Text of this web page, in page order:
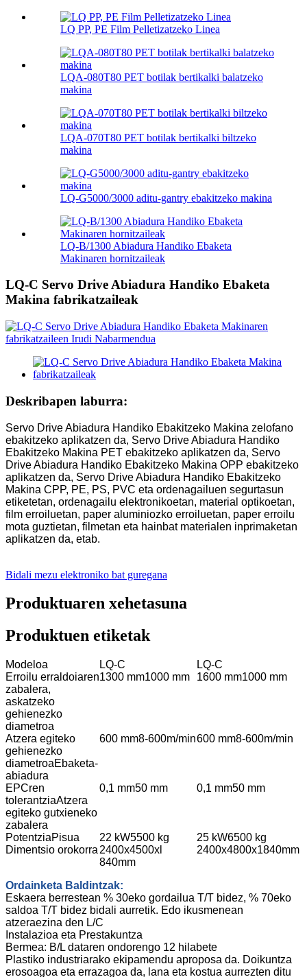
LQ PP, PE Film Pelletizatzeko Linea
LQA-080T80 PET botilak bertikalki balatzeko
makina
LQA-070T80 PET botilak bertikalki biltzeko
makina
LQ-G5000/3000 aditu-gantry ebakitzeko makina
LQ-B/1300 Abiadura Handiko Ebaketa
Makinaren hornitzaileak
LQ-C Servo Drive Abiadura Handiko Ebaketa
Makina fabrikatzaileak
Deskribapen laburra:
Servo Drive Abiadura Handiko Ebakitzeko Makina zelofano
ebakitzeko aplikatzen da, Servo Drive Abiadura Handiko
Ebakitzeko Makina PET ebakitzeko aplikatzen da, Servo
Drive Abiadura Handiko Ebakitzeko Makina OPP ebakitzeko
aplikatzen da, Servo Drive Abiadura Handiko Ebakitzeko
Makina CPP, PE, PS, PVC eta ordenagailuen segurtasun
etiketetan, ordenagailu elektronikoetan, material optikoetan,
film erroiluetan, paper aluminiozko erroiluetan, paper erroilu
mota guztietan, filmetan eta hainbat materialen inprimaketan
aplikatzen da, etab.
Bidali mezu elektroniko bat guregana
Produktuaren xehetasuna
Produktuen etiketak
Modeloa LQ-C
LQ-C
Erroilu erraldoiaren
zabalera,
askatzeko
gehienezko
diametroa
1300 mm1000 mm 1600 mm1000 mm
Atzera egiteko
gehienezko
diametroaEbaketa-
abiadura
600 mm8-600m/min600 mm8-600m/min
EPCren
tolerantziaAtzera
egiteko gutxieneko
zabalera
0,1 mm50 mm 0,1 mm50 mm
PotentziaPisua 22 kW5500 kg 25 kW6500 kg
Dimentsio orokorra 2400x4500xl
840mm
2400x4800x1840mm
Ordainketa Baldintzak:
Eskaera berrestean % 30eko gordailua T/T bidez, % 70eko
saldoa T/T bidez bidali aurretik. Edo ikusmenean
atzeraezina den L/C
Instalazioa eta Prestakuntza
Bermea: B/L dataren ondorengo 12 hilabete
Plastiko industriarako ekipamendu aproposa da. Doikuntza
erosoagoa eta errazagoa da, lana eta kostua aurrezten ditu